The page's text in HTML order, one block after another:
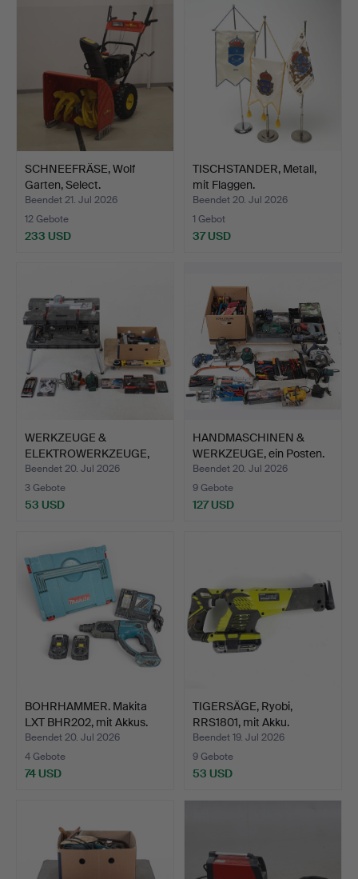
SCHNEEFRÄSE, Wolf
Garten, Select.
Beendet 21. Jul 2026
12 Gebote
233 USD
TISCHSTANDER, Metall,
mit Flaggen.
Beendet 20. Jul 2026
1 Gebot
37 USD
WERKZEUGE &
ELEKTROWERKZEUGE,
ein Posten.
Beendet 20. Jul 2026
3 Gebote
53 USD
HANDMASCHINEN &
WERKZEUGE, ein Posten.
Beendet 20. Jul 2026
9 Gebote
127 USD
BOHRHAMMER. Makita
LXT BHR202, mit Akkus.
Beendet 20. Jul 2026
4 Gebote
74 USD
TIGERSÄGE, Ryobi,
RRS1801, mit Akku.
Beendet 19. Jul 2026
9 Gebote
53 USD